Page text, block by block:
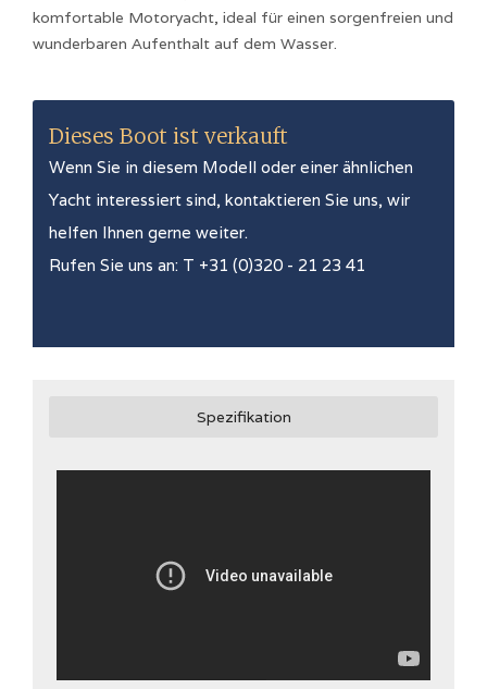
komfortable Motoryacht, ideal für einen sorgenfreien und
wunderbaren Aufenthalt auf dem Wasser.
Dieses Boot ist verkauft
Wenn Sie in diesem Modell oder einer ähnlichen
Yacht interessiert sind, kontaktieren Sie uns, wir
helfen Ihnen gerne weiter.
Rufen Sie uns an: T +31 (0)320 - 21 23 41
Spezifikation